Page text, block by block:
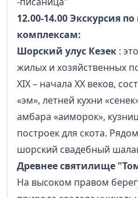
12.00-14.00 Экскурсия
комплексам:
Шорский улус Кезек :
жилых и хозяйственных
XIX – начала XX веков,
«эм», летней кухни
амбара «аиморок»,
построек для скота.
шорский свадебный
Древнее святилище
На высоком правом